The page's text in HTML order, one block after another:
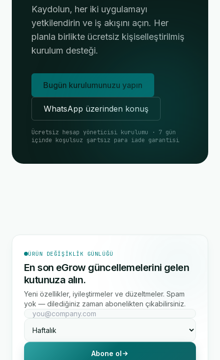
Kaydolun, her iki uygulamayı
yetkilendirin ve iş akışını açın. Her
planla birlikte ücretsiz kişiselleştirilmiş
kurulum desteği.
Bugün kurulumunuzu yapın
WhatsApp üzerinden konuş
Ücretsiz hesap yöneticisi kurulumu · 7 gün
içinde koşulsuz şartsız para iade garantisi
ÜRÜN DEĞIŞIKLIK GÜNLÜĞÜ
En son eGrow güncellemelerini gelen
kutunuza alın.
Yeni özellikler, iyileştirmeler ve düzeltmeler. Spam
yok — dilediğiniz zaman abonelikten çıkabilirsiniz.
Abone ol